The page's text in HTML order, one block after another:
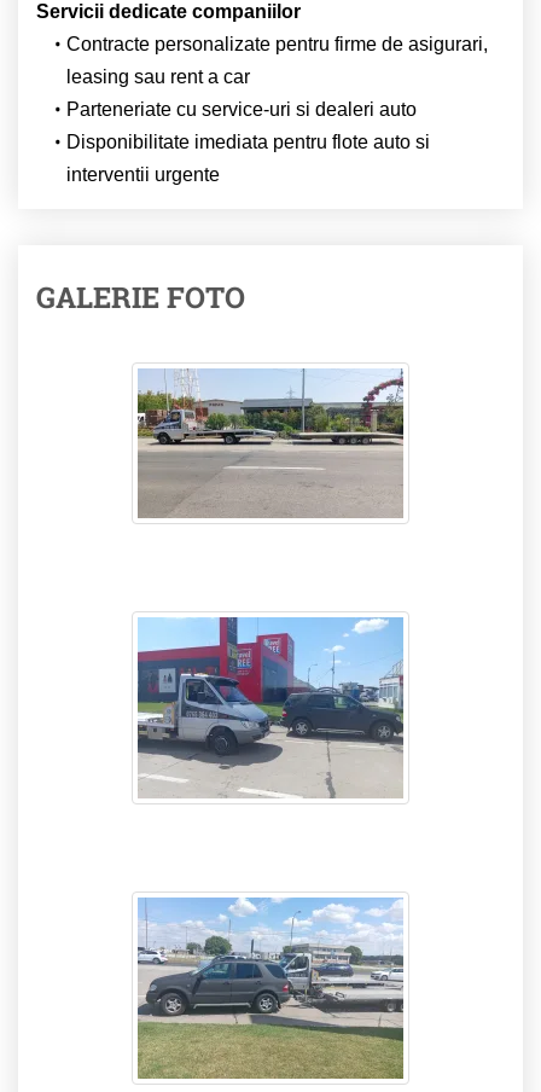
Servicii dedicate companiilor
Contracte personalizate pentru firme de asigurari,
leasing sau rent a car
Parteneriate cu service-uri si dealeri auto
Disponibilitate imediata pentru flote auto si
interventii urgente
GALERIE FOTO